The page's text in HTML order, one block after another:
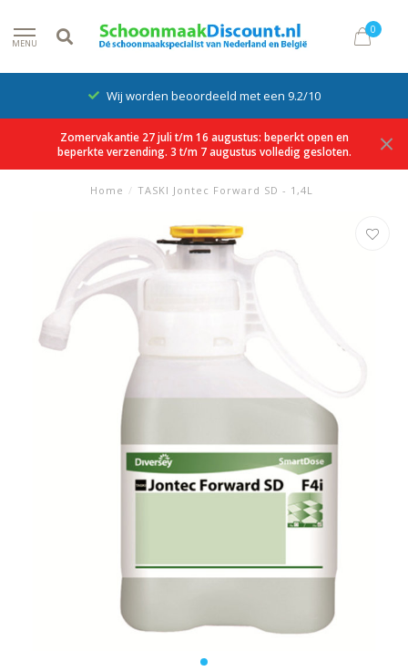
MENU
0
Wij worden beoordeeld met een 9.2/10
Zomervakantie 27 juli t/m 16 augustus: beperkt open en
beperkte verzending. 3 t/m 7 augustus volledig gesloten.
Home / TASKI Jontec Forward SD - 1,4L